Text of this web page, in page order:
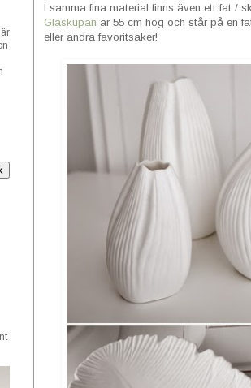
I samma fina material finns även ett fat /
Glaskupan är 55 cm hög och står på en
eller andra favoritsaker!